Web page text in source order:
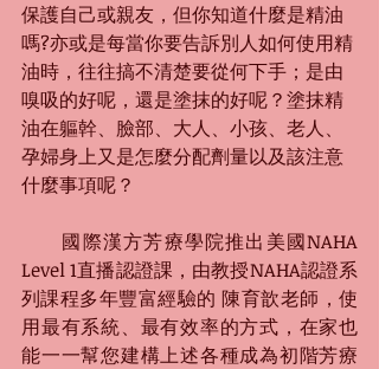
保護自己或親友，但你知道什麼是精油
嗎?亦或是每當你要告訴別人如何使用精
油時，往往搞不清楚要從何下手；是由
嗅吸的好呢，還是塗抹的好呢？塗抹精
油在軀幹、臉部、大人、小孩、老人、
孕婦身上又是怎麼分配劑量以及該注意
什麼事項呢？
國際漢方芳療學院推出美國NAHA
Level 1直播認證課，由教授NAHA認證系
列課程多年豐富經驗的 陳育歆老師，使
用最有系統、最有效率的方式，在家也
能一一幫您建構上述各種成為初階芳療